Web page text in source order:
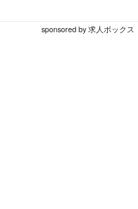
sponsored by 求人ボックス